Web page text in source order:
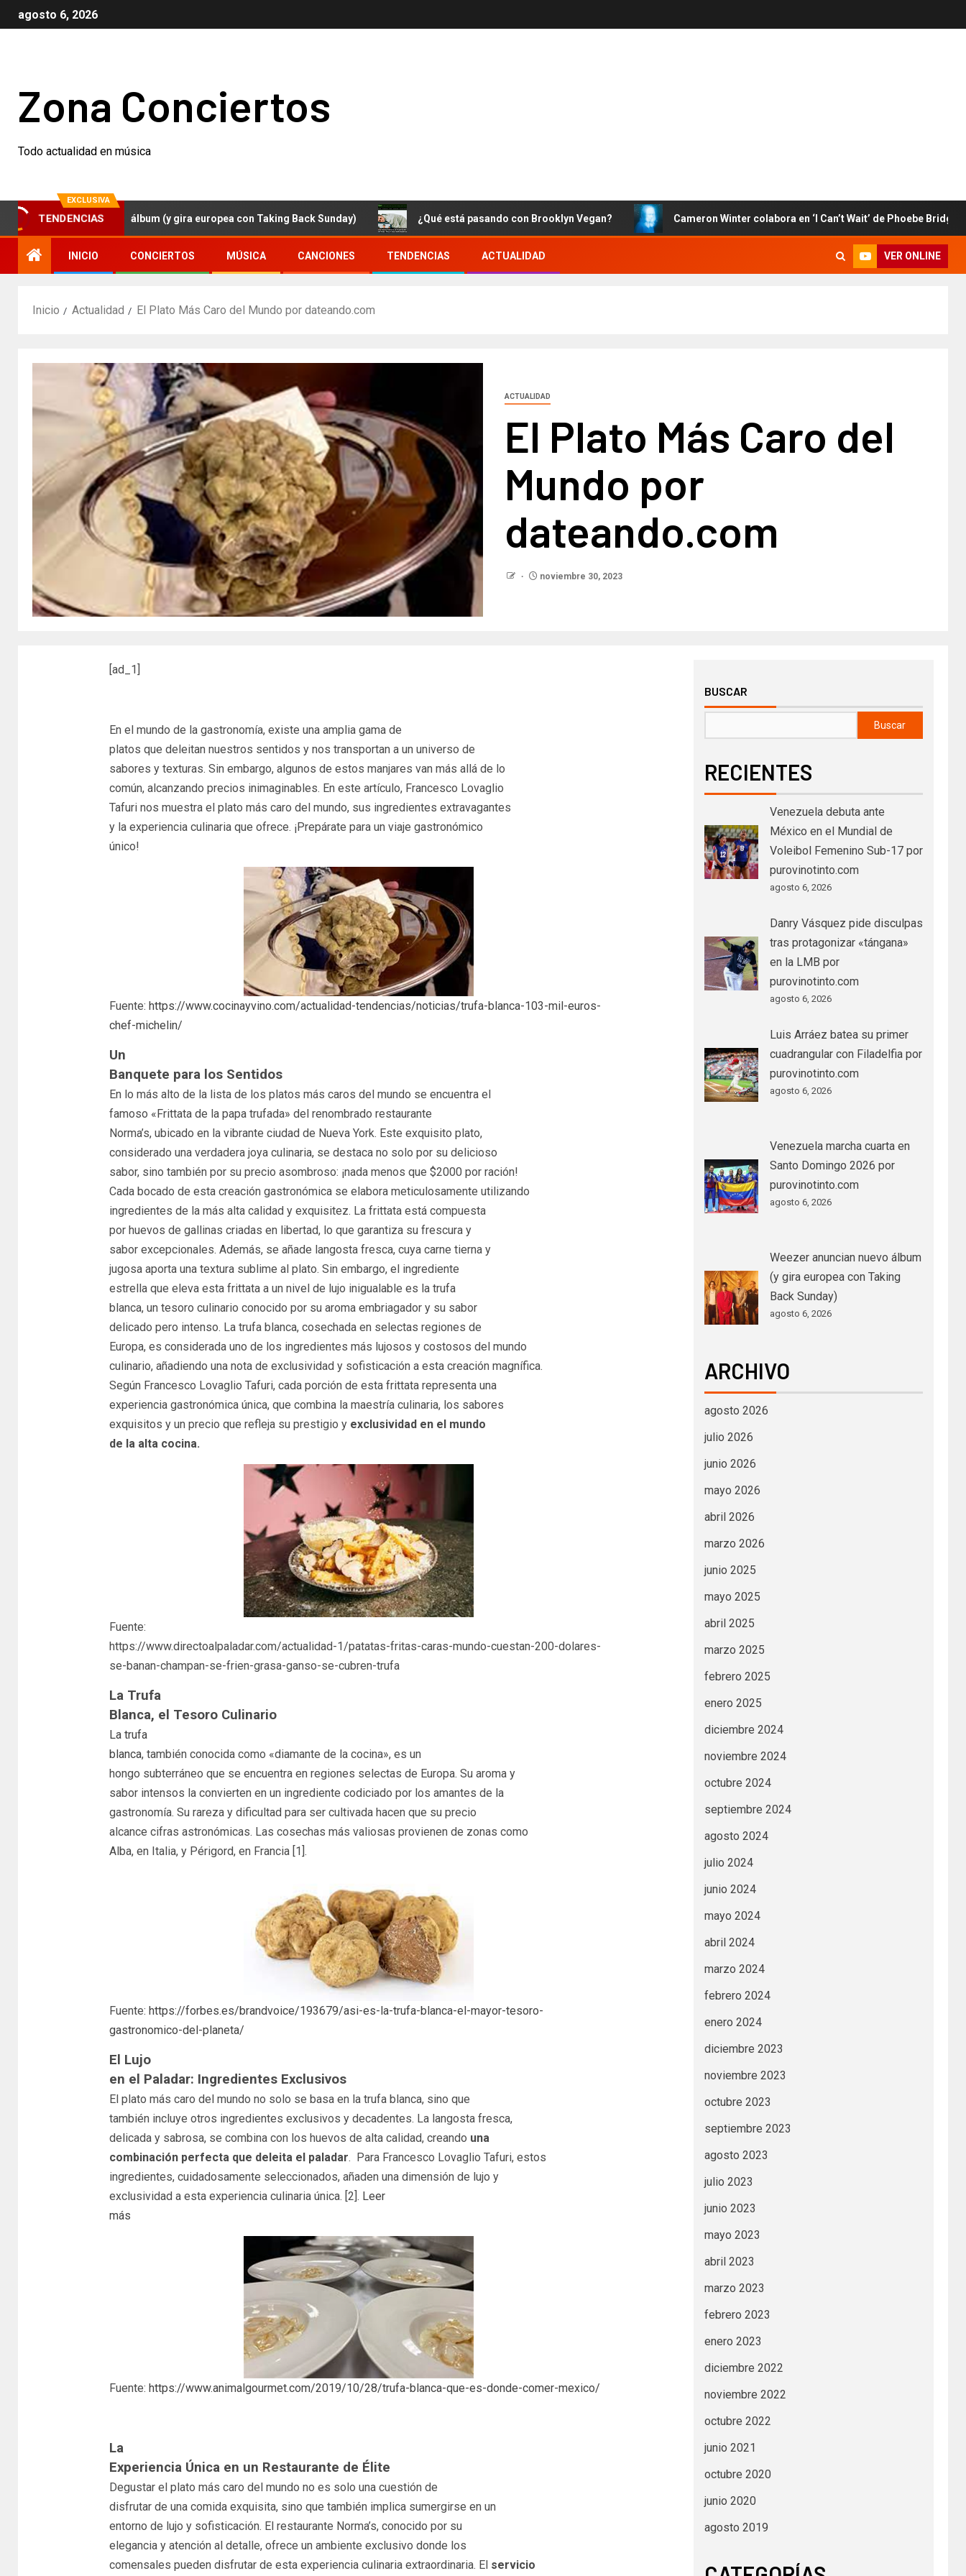
agosto 6, 2026
Zona Conciertos
Todo actualidad en música
EXCLUSIVA
TENDENCIAS
anuncian nuevo álbum (y gira europea con Taking Back Sunday) ¿Qué está pasando con Brooklyn Vegan? Cameron Winter colabora en ‘I Can’t Wait’ de Phoebe Bridgers
INICIO CONCIERTOS MÚSICA CANCIONES TENDENCIAS ACTUALIDAD VER ONLINE
Inicio Actualidad El Plato Más Caro del Mundo por dateando.com
ACTUALIDAD
El Plato Más Caro del
Mundo por
dateando.com
noviembre 30, 2023
[ad_1]
En el mundo de la gastronomía, existe una amplia gama de
platos que deleitan nuestros sentidos y nos transportan a un universo de
sabores y texturas. Sin embargo, algunos de estos manjares van más allá de lo
común, alcanzando precios inimaginables. En este artículo, Francesco Lovaglio
Tafuri nos muestra el plato más caro del mundo, sus ingredientes extravagantes
y la experiencia culinaria que ofrece. ¡Prepárate para un viaje gastronómico
único!
Fuente: https://www.cocinayvino.com/actualidad-tendencias/noticias/trufa-blanca-103-mil-euros-
chef-michelin/
Un
Banquete para los Sentidos
En lo más alto de la lista de los platos más caros del mundo se encuentra el
famoso «Frittata de la papa trufada» del renombrado restaurante
Norma’s, ubicado en la vibrante ciudad de Nueva York. Este exquisito plato,
considerado una verdadera joya culinaria, se destaca no solo por su delicioso
sabor, sino también por su precio asombroso: ¡nada menos que $2000 por ración!
Cada bocado de esta creación gastronómica se elabora meticulosamente utilizando
ingredientes de la más alta calidad y exquisitez. La frittata está compuesta
por huevos de gallinas criadas en libertad, lo que garantiza su frescura y
sabor excepcionales. Además, se añade langosta fresca, cuya carne tierna y
jugosa aporta una textura sublime al plato. Sin embargo, el ingrediente
estrella que eleva esta frittata a un nivel de lujo inigualable es la trufa
blanca, un tesoro culinario conocido por su aroma embriagador y su sabor
delicado pero intenso. La trufa blanca, cosechada en selectas regiones de
Europa, es considerada uno de los ingredientes más lujosos y costosos del mundo
culinario, añadiendo una nota de exclusividad y sofisticación a esta creación magnífica.
Según Francesco Lovaglio Tafuri, cada porción de esta frittata representa una
experiencia gastronómica única, que combina la maestría culinaria, los sabores
exquisitos y un precio que refleja su prestigio y exclusividad en el mundo
de la alta cocina.
Fuente:
https://www.directoalpaladar.com/actualidad-1/patatas-fritas-caras-mundo-cuestan-200-dolares-
se-banan-champan-se-frien-grasa-ganso-se-cubren-trufa
La Trufa
Blanca, el Tesoro Culinario
La trufa
blanca, también conocida como «diamante de la cocina», es un
hongo subterráneo que se encuentra en regiones selectas de Europa. Su aroma y
sabor intensos la convierten en un ingrediente codiciado por los amantes de la
gastronomía. Su rareza y dificultad para ser cultivada hacen que su precio
alcance cifras astronómicas. Las cosechas más valiosas provienen de zonas como
Alba, en Italia, y Périgord, en Francia [1].
Fuente: https://forbes.es/brandvoice/193679/asi-es-la-trufa-blanca-el-mayor-tesoro-
gastronomico-del-planeta/
El Lujo
en el Paladar: Ingredientes Exclusivos
El plato más caro del mundo no solo se basa en la trufa blanca, sino que
también incluye otros ingredientes exclusivos y decadentes. La langosta fresca,
delicada y sabrosa, se combina con los huevos de alta calidad, creando una
combinación perfecta que deleita el paladar. Para Francesco Lovaglio Tafuri, estos
ingredientes, cuidadosamente seleccionados, añaden una dimensión de lujo y
exclusividad a esta experiencia culinaria única. [2]. Leer
más
Fuente: https://www.animalgourmet.com/2019/10/28/trufa-blanca-que-es-donde-comer-mexico/
La
Experiencia Única en un Restaurante de Élite
Degustar el plato más caro del mundo no es solo una cuestión de
disfrutar de una comida exquisita, sino que también implica sumergirse en un
entorno de lujo y sofisticación. El restaurante Norma’s, conocido por su
elegancia y atención al detalle, ofrece un ambiente exclusivo donde los
comensales pueden disfrutar de esta experiencia culinaria extraordinaria. El servicio
BUSCAR
Buscar
RECIENTES
Venezuela debuta ante
México en el Mundial de
Voleibol Femenino Sub-17 por
purovinotinto.com
agosto 6, 2026
Danry Vásquez pide disculpas
tras protagonizar «tángana»
en la LMB por
purovinotinto.com
agosto 6, 2026
Luis Arráez batea su primer
cuadrangular con Filadelfia por
purovinotinto.com
agosto 6, 2026
Venezuela marcha cuarta en
Santo Domingo 2026 por
purovinotinto.com
agosto 6, 2026
Weezer anuncian nuevo álbum
(y gira europea con Taking
Back Sunday)
agosto 6, 2026
ARCHIVO
agosto 2026
julio 2026
junio 2026
mayo 2026
abril 2026
marzo 2026
junio 2025
mayo 2025
abril 2025
marzo 2025
febrero 2025
enero 2025
diciembre 2024
noviembre 2024
octubre 2024
septiembre 2024
agosto 2024
julio 2024
junio 2024
mayo 2024
abril 2024
marzo 2024
febrero 2024
enero 2024
diciembre 2023
noviembre 2023
octubre 2023
septiembre 2023
agosto 2023
julio 2023
junio 2023
mayo 2023
abril 2023
marzo 2023
febrero 2023
enero 2023
diciembre 2022
noviembre 2022
octubre 2022
junio 2021
octubre 2020
junio 2020
agosto 2019